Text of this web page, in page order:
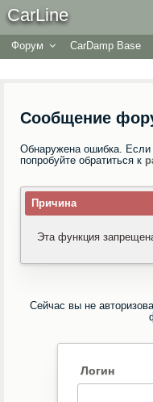
CarLine
Форум CarDamp Base
Сообщение
Обнаружена ошибка. Если
попробуйте обратиться к
Причина
Эта функция
Сейчас вы не
Логин